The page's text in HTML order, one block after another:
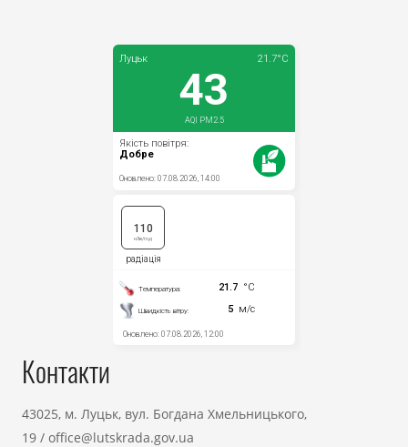
Контакти
43025, м. Луцьк, вул. Богдана Хмельницького,
19 / office@lutskrada.gov.ua